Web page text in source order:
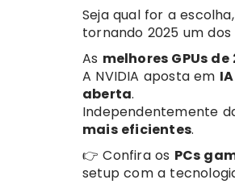
Seja qual for a
tornando 2025 um
As melhores GPUs de
A NVIDIA aposta em
aberta.
Independentemente
mais eficientes.
👉 Confira os PCs
setup com a